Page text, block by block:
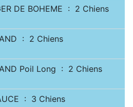
DE BOHEME : 2 Chiens
: 2 Chiens
Poil Long : 2 Chiens
: 3 Chiens